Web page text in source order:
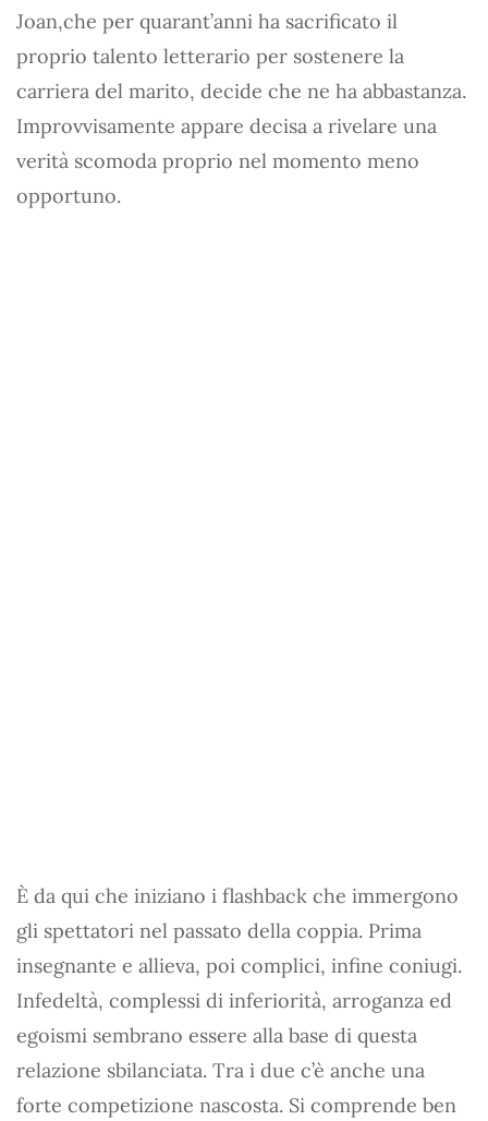
Joan,che per quarant’anni ha sacrificato il
proprio talento letterario per sostenere la
carriera del marito, decide che ne ha abbastanza.
Improvvisamente appare decisa a rivelare una
verità scomoda proprio nel momento meno
opportuno.
È da qui che iniziano i flashback che immergono
gli spettatori nel passato della coppia. Prima
insegnante e allieva, poi complici, infine coniugi.
Infedeltà, complessi di inferiorità, arroganza ed
egoismi sembrano essere alla base di questa
relazione sbilanciata. Tra i due c’è anche una
forte competizione nascosta. Si comprende ben